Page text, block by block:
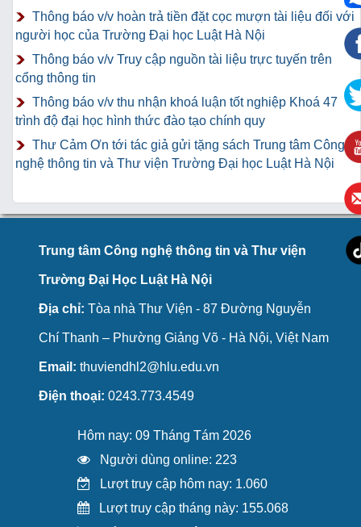
Thông báo v/v hoàn trả tiền đặt cọc mượn tài liệu đối với
người học của Trường Đại học Luật Hà Nội
Thông báo v/v Truy cập nguồn tài liệu trực tuyến trên
cổng thông tin
Thông báo v/v thu nhận khoá luận tốt nghiệp Khoá 47
trình độ đại học hình thức đào tạo chính quy
Thư Cảm Ơn tới tác giả gửi tặng sách Trung tâm Công
nghệ thông tin và Thư viện Trường Đại học Luật Hà Nội
Trung tâm Công nghệ thông tin và Thư viện
Trường Đại Học Luật Hà Nội
Địa chỉ: Tòa nhà Thư Viện - 87 Đường Nguyễn
Chí Thanh – Phường Giảng Võ - Hà Nội, Việt Nam
Email: thuviendhl2@hlu.edu.vn
Điện thoại: 0243.773.4549
Hôm nay: 09 Tháng Tám 2026
Người dùng online: 223
Lượt truy cập hôm nay: 1.060
Lượt truy cập tháng này: 155.068